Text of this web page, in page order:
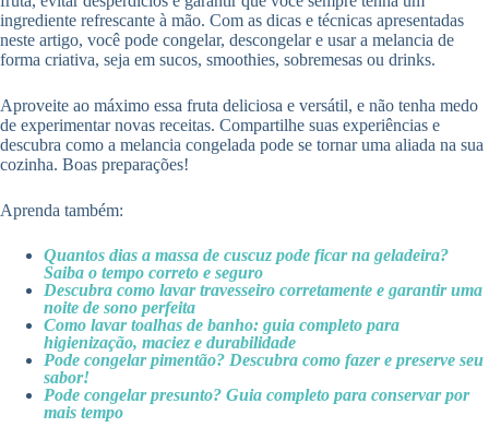
ingrediente refrescante à mão. Com as dicas e técnicas apresentadas
neste artigo, você pode congelar, descongelar e usar a melancia de
forma criativa, seja em sucos, smoothies, sobremesas ou drinks.
Aproveite ao máximo essa fruta deliciosa e versátil, e não tenha medo
de experimentar novas receitas. Compartilhe suas experiências e
descubra como a melancia congelada pode se tornar uma aliada na sua
cozinha. Boas preparações!
Aprenda também:
Quantos dias a massa de cuscuz pode ficar na geladeira?
Saiba o tempo correto e seguro
Descubra como lavar travesseiro corretamente e garantir uma
noite de sono perfeita
Como lavar toalhas de banho: guia completo para
higienização, maciez e durabilidade
Pode congelar pimentão? Descubra como fazer e preserve seu
sabor!
Pode congelar presunto? Guia completo para conservar por
mais tempo